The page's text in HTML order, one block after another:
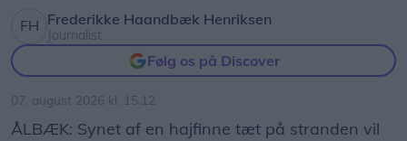
Frederikke Haandbæk Henriksen
Journalist
Følg os på Discover
07. august 2026 kl. 15.12
ÅLBÆK: Synet af en hajfinne tæt på stranden vil